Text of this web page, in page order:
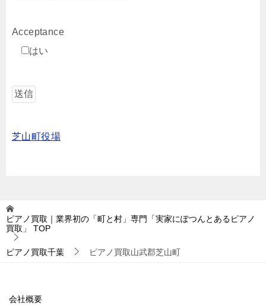
Acceptance
はい
芝山町役場
ピアノ買取｜業界初の「町と村」専門「実家にぽつんとあるピアノ
買取」
TOP
ピアノ買取千葉 ピアノ買取山武郡芝山町
会社概要